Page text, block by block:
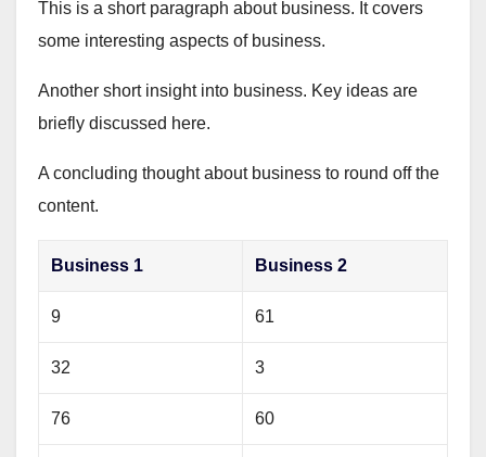
This is a short paragraph about business. It covers
some interesting aspects of business.
Another short insight into business. Key ideas are
briefly discussed here.
A concluding thought about business to round off the
content.
Business 1 Business 2
9 61
32 3
76 60